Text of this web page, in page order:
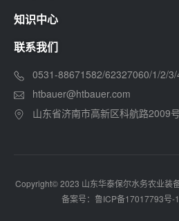
知识中心
联系我们
0531-88671582/62327060/1/2/
htbauer@htbauer.com
山东省济南市高新区科航路2009号
Copyright© 2023 山东华泰保尔水务农业装
备案号：鲁ICP备17017793号-1